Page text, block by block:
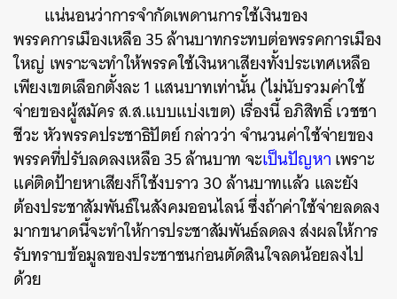
แน่นอนว่าการจำกัดเพดานการใช้เงินของ
พรรคการเมืองเหลือ 35 ล้านบาทกระทบต่อพรรคการเมือง
ใหญ่ เพราะจะทำให้พรรคใช้เงินหาเสียงทั้งประเทศเหลือ
เพียงเขตเลือกตั้งละ 1 แสนบาทเท่านั้น (ไม่นับรวมค่าใช้
จ่ายของผู้สมัคร ส.ส.แบบแบ่งเขต) เรื่องนี้ อภิสิทธิ์ เวชชา
ชีวะ หัวพรรคประชาธิปัตย์ กล่าวว่า จำนวนค่าใช้จ่ายของ
พรรคที่ปรับลดลงเหลือ 35 ล้านบาท จะเป็นปัญหาเพราะ
แค่ติดป้ายหาเสียงก็ใช้งบราว 30 ล้านบาทแล้ว และยัง
ต้องประชาสัมพันธ์ในสังคมออนไลน์ ซึ่งถ้าค่าใช้จ่ายลดลง
มากขนาดนี้จะทำให้การประชาสัมพันธ์ลดลง ส่งผลให้การ
รับทราบข้อมูลของประชาชนก่อนตัดสินใจลดน้อยลงไป
ด้วย